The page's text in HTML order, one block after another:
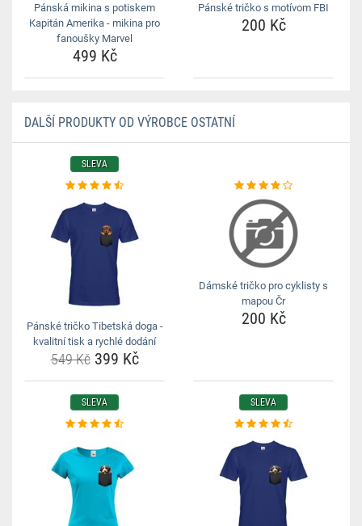
Pánská mikina s potiskem
Kapitán Amerika - mikina pro
fanoušky Marvel
499 Kč
Pánské tričko s motívom FBI
200 Kč
DALŠÍ PRODUKTY OD VÝROBCE OSTATNÍ
SLEVA
Pánské tričko Tibetská doga -
kvalitní tisk a rychlé dodání
549 Kč399 Kč
Dámské tričko pro cyklisty s
mapou Čr
200 Kč
SLEVA SLEVA